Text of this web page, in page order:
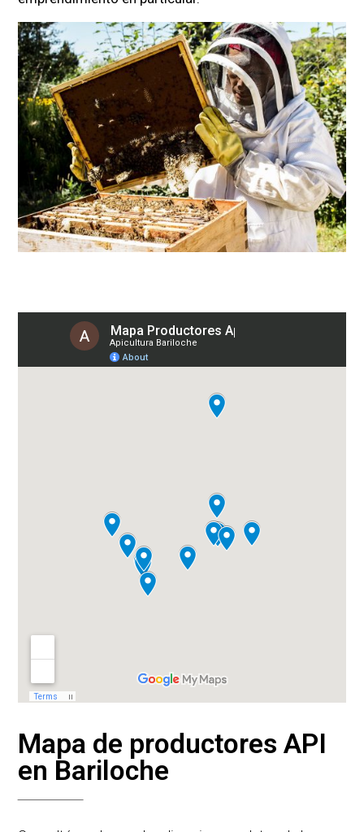
Mapa de productores API
en Bariloche